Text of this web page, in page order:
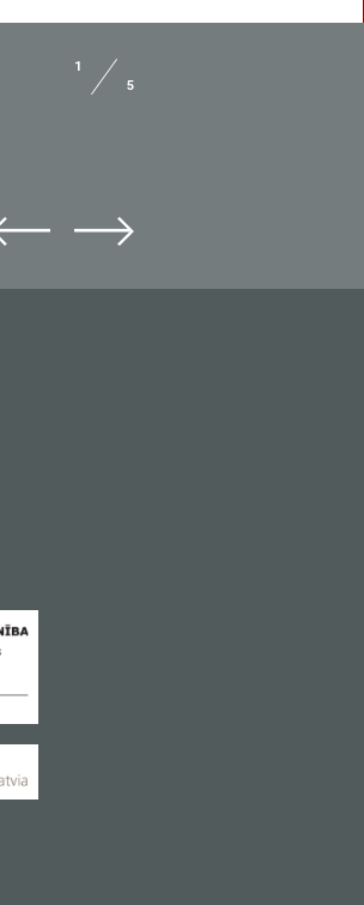
1
5